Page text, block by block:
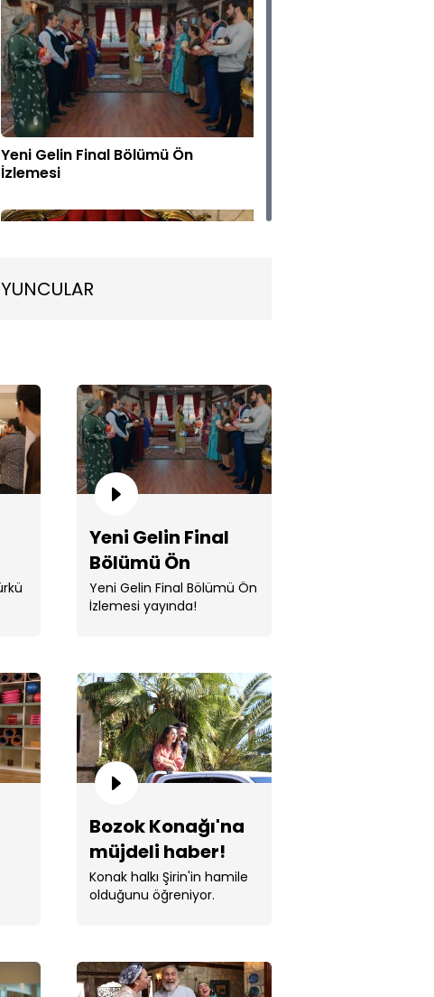
Yeni Gelin Final Bölümü Ön
İzlemesi
hazırlığı!
“Seni hiç bir zaman yalnız
bırakmayacağım!”
Yeni Gelin Final
Bölümü Ön
İzlemesi
Yeni Gelin Final Bölümü Ön
İzlemesi yayında!
Bozok Konağı'na
müjdeli haber!
Konak halkı Şirin'in hamile
olduğunu öğreniyor.